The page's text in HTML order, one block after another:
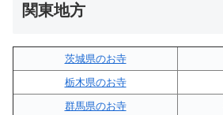
関東地方
茨城県のお寺
栃木県のお寺
群馬県のお寺